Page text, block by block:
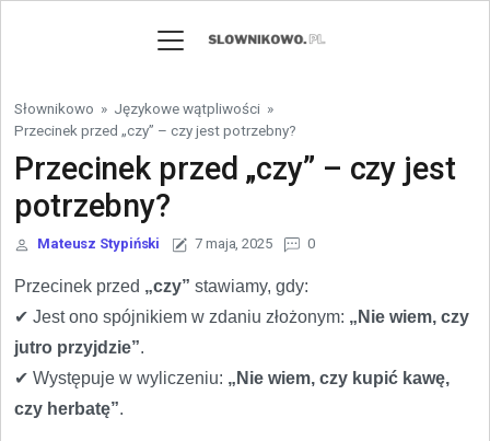
Słownikowo » Językowe wątpliwości »
Przecinek przed „czy” – czy jest potrzebny?
Przecinek przed „czy” – czy jest
potrzebny?
Mateusz Stypiński 7 maja, 2025 0
Przecinek przed „czy” stawiamy, gdy:
✔ Jest ono spójnikiem w zdaniu złożonym: „Nie wiem, czy
jutro przyjdzie”.
✔ Występuje w wyliczeniu: „Nie wiem, czy kupić kawę,
czy herbatę”.